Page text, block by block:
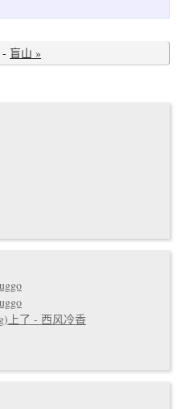
- 盲山 »
上了 - 西风冷香